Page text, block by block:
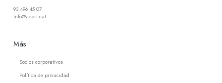
93 496 45 07
info@acpri.cat
Más
Socios corporativos
Política de privacidad